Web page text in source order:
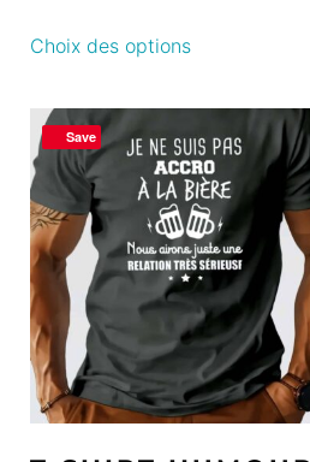
Choix des options
Save